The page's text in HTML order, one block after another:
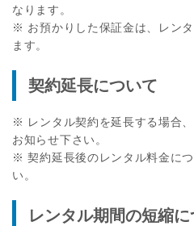
なります。
※ お預かりした保証金は、レン
ます。
契約延長について
※ レンタル契約を延長する場合
お知らせ下さい。
※ 契約延長後のレンタル料金に
い。
レンタル期間の短縮